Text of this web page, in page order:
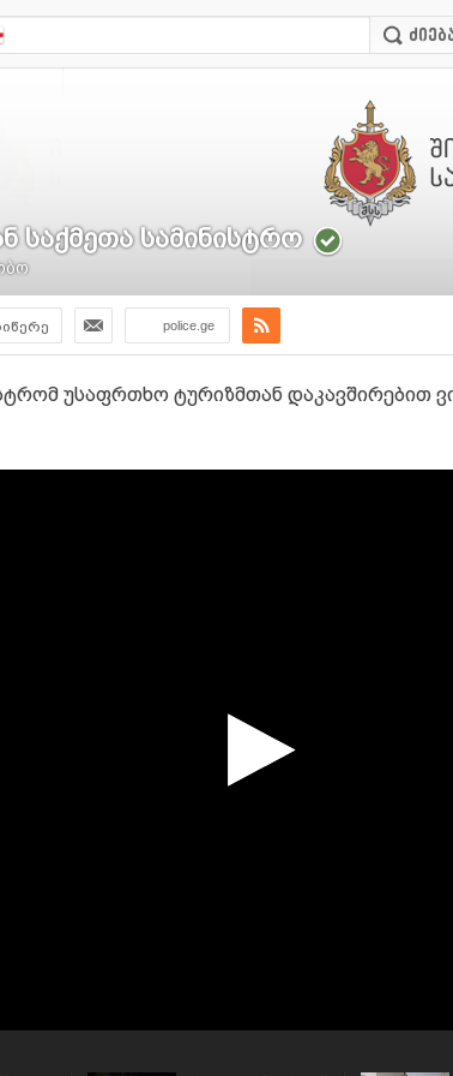
საქმეთა სამინისტრო
police.ge
უსაფრთხო ტურიზმთან დაკავშირებით